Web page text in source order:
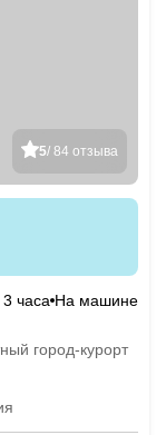
5/ 84 отзыва
3 часа На машине
город-курорт